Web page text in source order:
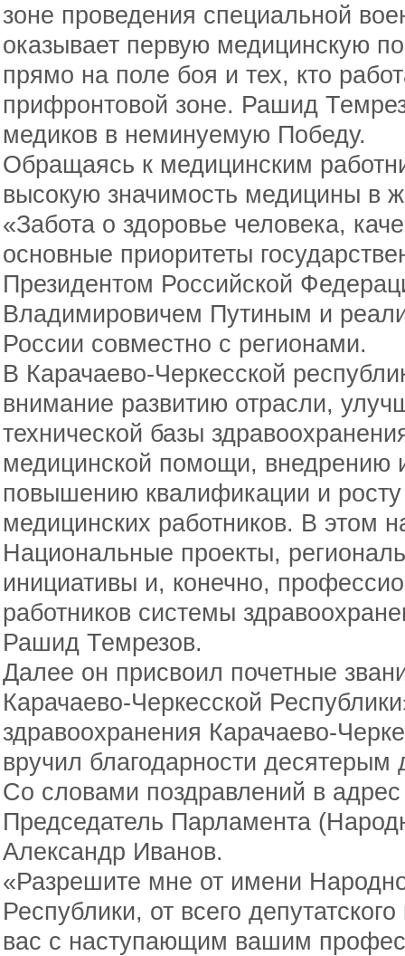
зоне проведения специальной
оказывает первую медицинскую
прямо на поле боя и тех, кто
прифронтовой зоне. Рашид
медиков в неминуемую Победу.
Обращаясь к медицинским
высокую значимость медицины в
«Забота о здоровье человека,
основные приоритеты
Президентом Российской
Владимировичем Путиным и
России совместно с регионами.
В Карачаево-Черкесской
внимание развитию отрасли,
технической базы
медицинской помощи, внедрению
повышению квалификации и росту
медицинских работников. В этом
Национальные проекты,
инициативы и, конечно,
работников системы
Рашид Темрезов.
Далее он присвоил почетные
Карачаево-Черкесской
здравоохранения Карачаево-
вручил благодарности десятерым
Со словами поздравлений в
Председатель Парламента
Александр Иванов.
«Разрешите мне от имени
Республики, от всего
вас с наступающим вашим